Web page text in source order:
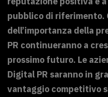
pubblico di riferimento.
dell’importanza della
PR continueranno a
prossimo futuro. Le
Digital PR saranno in
vantaggio competitivo